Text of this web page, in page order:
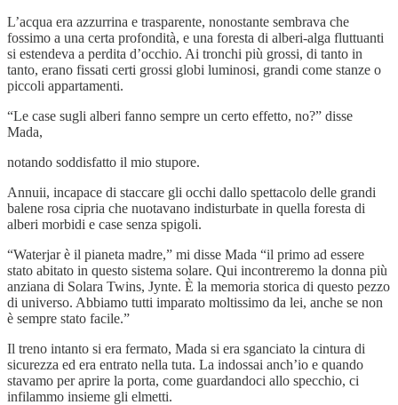
L’acqua era azzurrina e trasparente, nonostante sembrava che
fossimo a una certa profondità, e una foresta di alberi-alga fluttuanti
si estendeva a perdita d’occhio. Ai tronchi più grossi, di tanto in
tanto, erano fissati certi grossi globi luminosi, grandi come stanze o
piccoli appartamenti.
“Le case sugli alberi fanno sempre un certo effetto, no?” disse
Mada,
notando soddisfatto il mio stupore.
Annuii, incapace di staccare gli occhi dallo spettacolo delle grandi
balene rosa cipria che nuotavano indisturbate in quella foresta di
alberi morbidi e case senza spigoli.
“Waterjar è il pianeta madre,” mi disse Mada “il primo ad essere
stato abitato in questo sistema solare. Qui incontreremo la donna più
anziana di Solara Twins, Jynte. È la memoria storica di questo pezzo
di universo. Abbiamo tutti imparato moltissimo da lei, anche se non
è sempre stato facile.”
Il treno intanto si era fermato, Mada si era sganciato la cintura di
sicurezza ed era entrato nella tuta. La indossai anch’io e quando
stavamo per aprire la porta, come guardandoci allo specchio, ci
infilammo insieme gli elmetti.